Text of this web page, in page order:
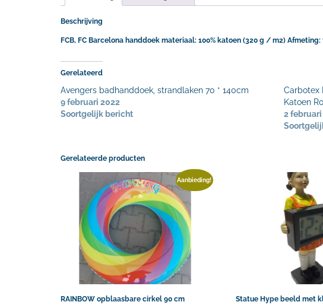
Beschrijving
FCB, FC Barcelona handdoek materiaal: 100% katoen (320 g / m2) Afmeting:
Gerelateerd
Avengers badhanddoek, strandlaken 70 * 140cm
9 februari 2022
Soortgelijk bericht
Carbotex
Katoen
2 februari
Gerelateerde producten
Aanbieding!
RAINBOW opblaasbare cirkel 90 cm Statue Hype beeld met